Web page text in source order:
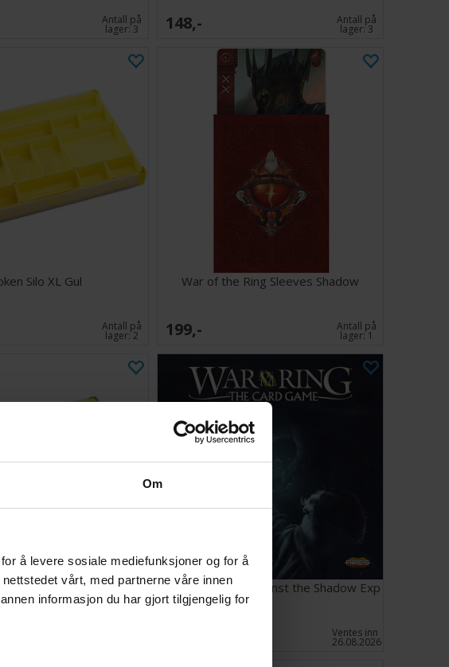
Om
å levere sosiale mediefunksjoner og for å
vårt, med partnerne våre innen
informasjon du har gjort tilgjengelig for
Antall på
lager:3 148,- Antall på
lager:3
Silo XL Gul
Antall på
lager:2
War of the Ring Sleeves Shadow
199,- Antall på
lager:1
Silo XL Grønn War of the Ring Against the Shadow Exp
Ventes inn
26.08.2026